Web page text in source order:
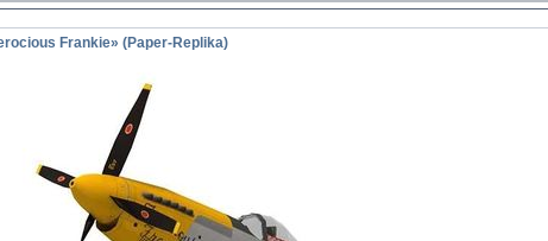
Frankie» (Paper-Replika)